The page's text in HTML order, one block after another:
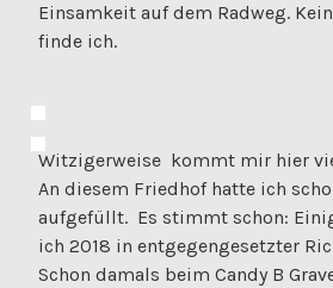
Einsamkeit auf dem Radweg.
finde ich.
Witzigerweise kommt mir hier
An diesem Friedhof hatte ich
aufgefüllt. Es stimmt schon:
ich 2018 in entgegengesetzter
Schon damals beim Candy B